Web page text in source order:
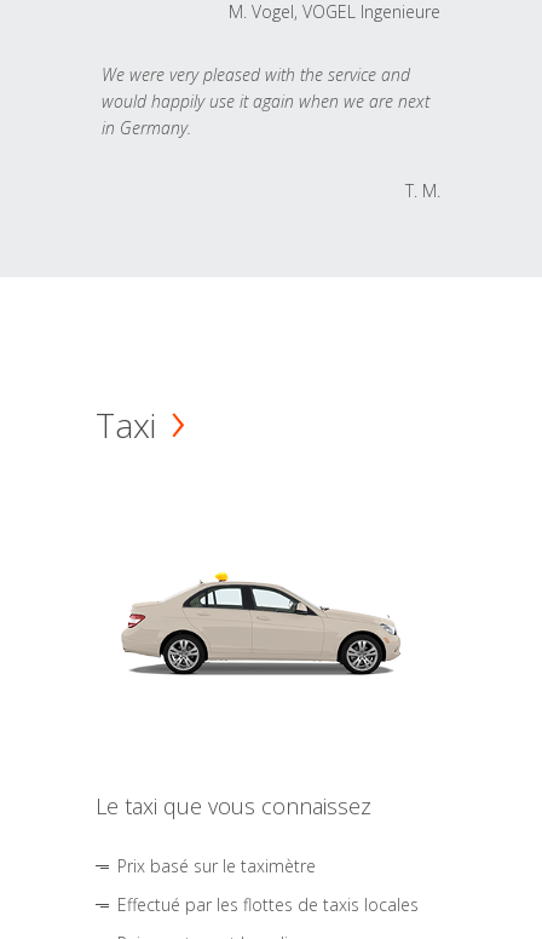
M. Vogel, VOGEL Ingenieure
We were very pleased with the service and
would happily use it again when we are next
in Germany.
T. M.
Taxi
Le taxi que vous connaissez
Prix basé sur le taximètre
Effectué par les flottes de taxis locales